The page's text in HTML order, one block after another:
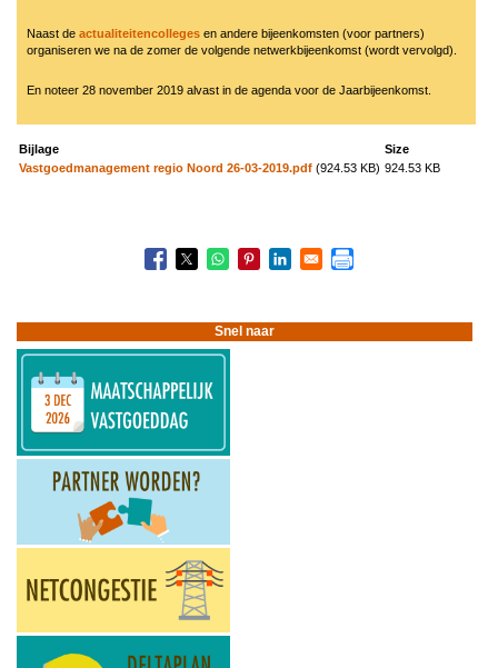
Naast de actualiteitencolleges en andere bijeenkomsten (voor partners)
organiseren we na de zomer de volgende netwerkbijeenkomst (wordt vervolgd).
En noteer 28 november 2019 alvast in de agenda voor de Jaarbijeenkomst.
Bijlage
Size
Vastgoedmanagement regio Noord 26-03-2019.pdf (924.53 KB) 924.53 KB
Regiobijeenkomst
Zwolle
Snel naar